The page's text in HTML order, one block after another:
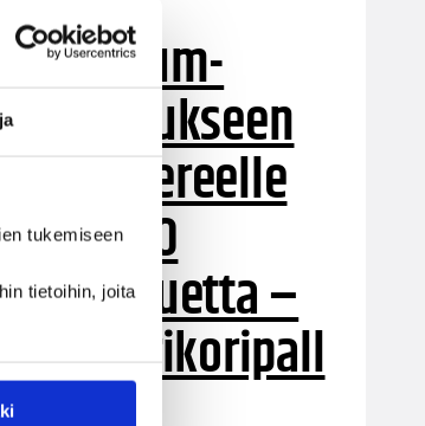
tukemiseen
tietoihin, joita
Stadium-
turnaukseen
Tampereelle
yli 200
joukkuetta –
juniorikoripall